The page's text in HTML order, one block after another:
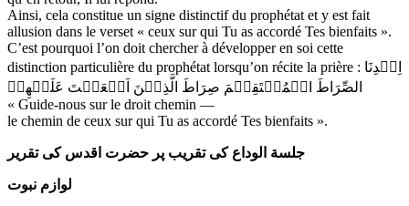
Ainsi, cela constitue un signe distinctif du prophétat et y est fait
allusion dans le verset « ceux sur qui Tu as accordé Tes bienfaits ».
C’est pourquoi l’on doit chercher à développer en soi cette
distinction particulière du prophétat lorsqu’on récite la prière : اِهۡدِنَا
الصِّرَاطَ الۡمُسۡتَقِیۡمَ صِرَاطَ الَّذِیۡنَ اَنۡعَمۡتَ عَلَیۡهِمۡ
« Guide-nous sur le droit chemin —
le chemin de ceux sur qui Tu as accordé Tes bienfaits ».
جلسة الوداع کی تقریب پر حضرت اقدس کی تقریر
لوازم نبوت